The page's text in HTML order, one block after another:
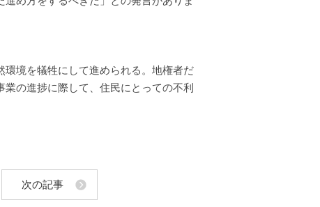
境を犠牲にして進められる。地権者だ
の進捗に際して、住民にとっての不利
次の記事